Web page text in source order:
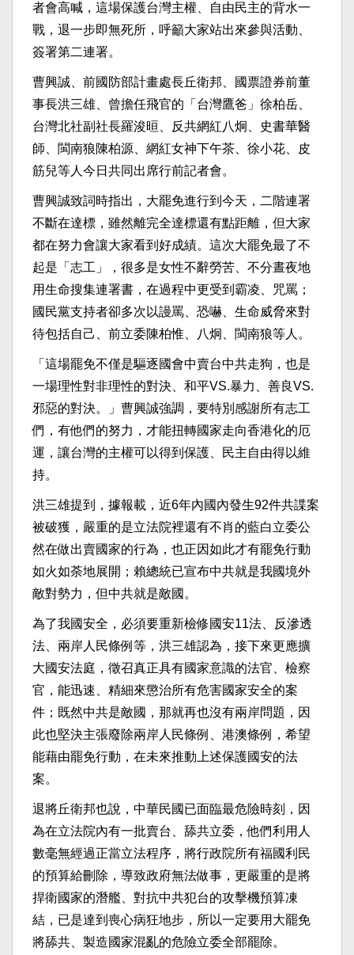
者會高喊，這場保護台灣主權、自由民主的背水一
戰，退一步即無死所，呼籲大家站出來參與活動、
簽署第二連署。
曹興誠、前國防部計畫處長丘衛邦、國票證券前董
事長洪三雄、曾擔任飛官的「台灣鷹爸」徐柏岳、
台灣北社副社長羅浚晅、反共網紅八炯、史書華醫
師、閩南狼陳柏源、網紅女神下午茶、徐小花、皮
筋兒等人今日共同出席行前記者會。
曹興誠致詞時指出，大罷免進行到今天，二階連署
不斷在達標，雖然離完全達標還有點距離，但大家
都在努力會讓大家看到好成績。這次大罷免最了不
起是「志工」，很多是女性不辭勞苦、不分晝夜地
用生命搜集連署書，在過程中更受到霸凌、咒罵；
國民黨支持者卻多次以謾罵、恐嚇、生命威脅來對
待包括自己、前立委陳柏惟、八炯、閩南狼等人。
「這場罷免不僅是驅逐國會中賣台中共走狗，也是
一場理性對非理性的對決、和平VS.暴力、善良VS.
邪惡的對決。」曹興誠強調，要特別感謝所有志工
們，有他們的努力，才能扭轉國家走向香港化的厄
運，讓台灣的主權可以得到保護、民主自由得以維
持。
洪三雄提到，據報載，近6年內國內發生92件共諜案
被破獲，嚴重的是立法院裡還有不肖的藍白立委公
然在做出賣國家的行為，也正因如此才有罷免行動
如火如荼地展開；賴總統已宣布中共就是我國境外
敵對勢力，但中共就是敵國。
為了我國安全，必須要重新檢修國安11法、反滲透
法、兩岸人民條例等，洪三雄認為，接下來更應擴
大國安法庭，徵召真正具有國家意識的法官、檢察
官，能迅速、精細來懲治所有危害國家安全的案
件；既然中共是敵國，那就再也沒有兩岸問題，因
此也堅決主張廢除兩岸人民條例、港澳條例，希望
能藉由罷免行動，在未來推動上述保護國安的法
案。
退將丘衛邦也說，中華民國已面臨最危險時刻，因
為在立法院內有一批賣台、舔共立委，他們利用人
數毫無經過正當立法程序，將行政院所有福國利民
的預算給刪除，導致政府無法做事，更嚴重的是將
捍衛國家的潛艦、對抗中共犯台的攻擊機預算凍
結，已是達到喪心病狂地步，所以一定要用大罷免
將舔共、製造國家混亂的危險立委全部罷除。